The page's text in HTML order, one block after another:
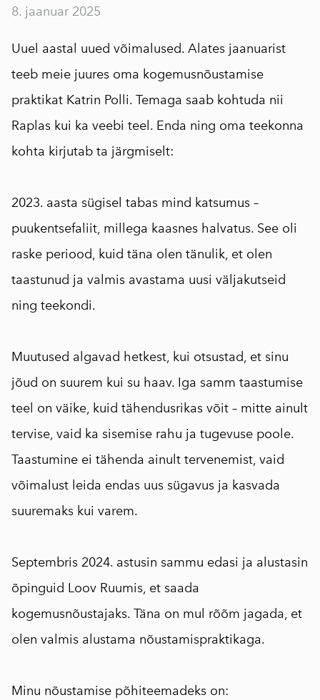
8. jaanuar 2025
Uuel aastal uued võimalused. Alates jaanuarist
teeb meie juures oma kogemusnõustamise
praktikat Katrin Polli. Temaga saab kohtuda nii
Raplas kui ka veebi teel. Enda ning oma teekonna
kohta kirjutab ta järgmiselt:
2023. aasta sügisel tabas mind katsumus –
puukentsefaliit, millega kaasnes halvatus. See oli
raske periood, kuid täna olen tänulik, et olen
taastunud ja valmis avastama uusi väljakutseid
ning teekondi.
Muutused algavad hetkest, kui otsustad, et sinu
jõud on suurem kui su haav. Iga samm taastumise
teel on väike, kuid tähendusrikas võit – mitte ainult
tervise, vaid ka sisemise rahu ja tugevuse poole.
Taastumine ei tähenda ainult tervenemist, vaid
võimalust leida endas uus sügavus ja kasvada
suuremaks kui varem.
Septembris 2024. astusin sammu edasi ja alustasin
õpinguid Loov Ruumis, et saada
kogemusnõustajaks. Täna on mul rõõm jagada, et
olen valmis alustama nõustamispraktikaga.
Minu nõustamise põhiteemadeks on: